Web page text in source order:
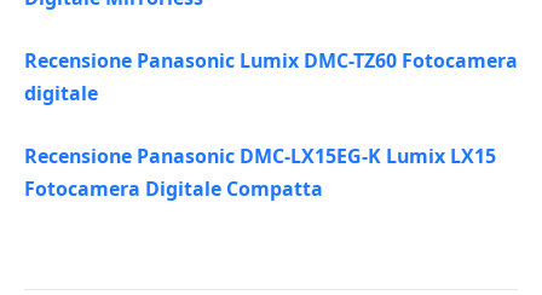
Recensione Panasonic Lumix DMC-TZ60 Fotocamera
digitale
Recensione Panasonic DMC-LX15EG-K Lumix LX15
Fotocamera Digitale Compatta